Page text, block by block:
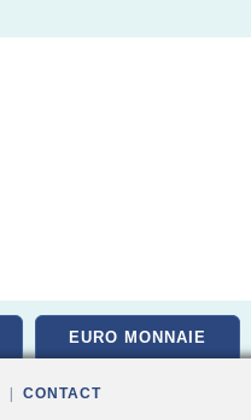
EURO MONNAIE
CONTACT